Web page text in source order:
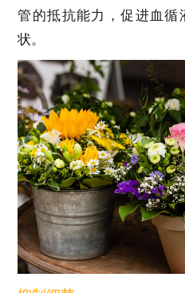
管的抵抗能力，促进血循
状。